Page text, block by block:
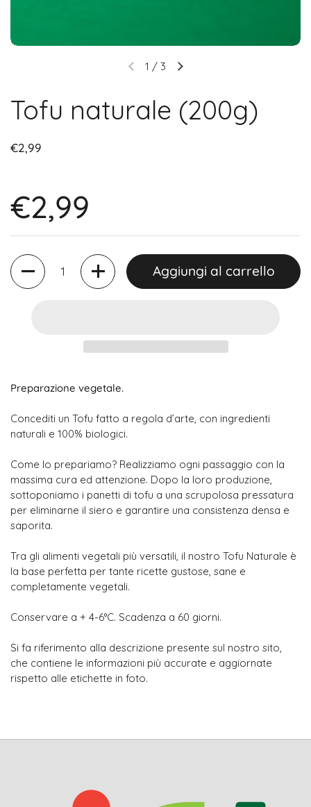
1 / 3
Tofu naturale (200g)
€2,99
€2,99
Quantità
Aggiungi al carrello
Preparazione vegetale.
Concediti un Tofu fatto a regola d’arte, con ingredienti
naturali e 100% biologici.
Come lo prepariamo? Realizziamo ogni passaggio con la
massima cura ed attenzione. Dopo la loro produzione,
sottoponiamo i panetti di tofu a una scrupolosa pressatura
per eliminarne il siero e garantire una consistenza densa e
saporita.
Tra gli alimenti vegetali più versatili, il nostro Tofu Naturale è
la base perfetta per tante ricette gustose, sane e
completamente vegetali.
Conservare a + 4-6°C. Scadenza a 60 giorni.
Si fa riferimento alla descrizione presente sul nostro sito,
che contiene le informazioni più accurate e aggiornate
rispetto alle etichette in foto.